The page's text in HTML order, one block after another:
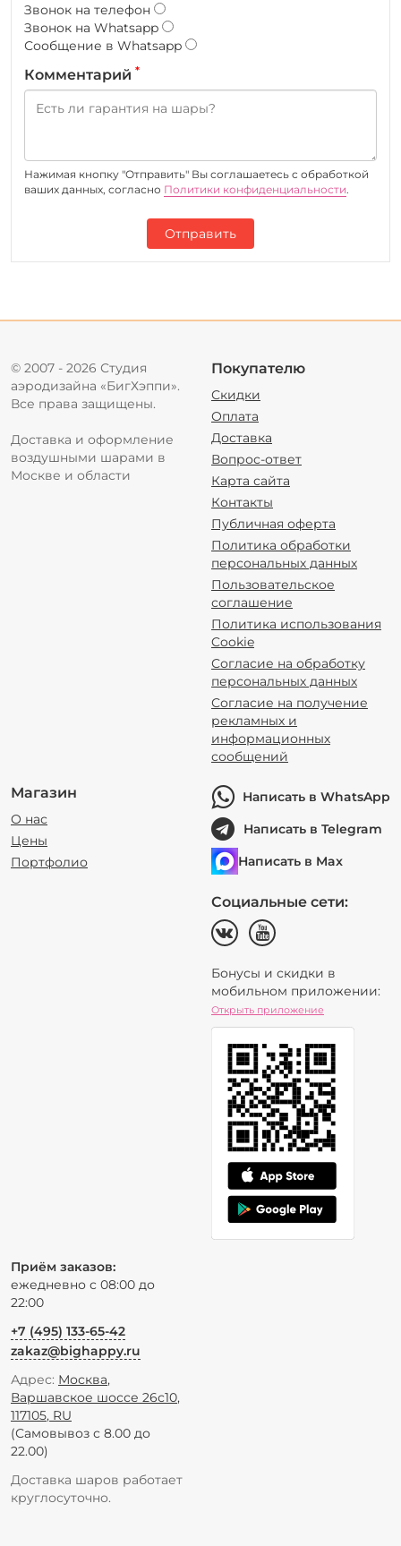
Звонок на телефон
Звонок на Whatsapp
Сообщение в Whatsapp
Комментарий *
Нажимая кнопку "Отправить" Вы соглашаетесь c обработкой
ваших данных, согласно Политики конфиденциальности.
Отправить
© 2007 - 2026 Студия
аэродизайна «БигХэппи».
Все права защищены.
Доставка и оформление
воздушными шарами в
Москве и области
Покупателю
Скидки
Оплата
Доставка
Вопрос-ответ
Карта сайта
Контакты
Публичная оферта
Политика обработки
персональных данных
Пользовательское
соглашение
Политика использования
Cookie
Согласие на обработку
персональных данных
Согласие на получение
рекламных и
информационных
сообщений
Магазин
О нас
Цены
Портфолио
Написать в WhatsApp
Написать в Telegram
Написать в Max
Социальные сети:
Бонусы и скидки в
мобильном приложении:
Открыть приложение
Приём заказов:
ежедневно с 08:00 до
22:00
+7 (495) 133-65-42
zakaz@bighappy.ru
Адрес: Москва,
Варшавское шоссе 26с10,
117105, RU
(Самовывоз с 8.00 до
22.00)
Доставка шаров работает
круглосуточно.